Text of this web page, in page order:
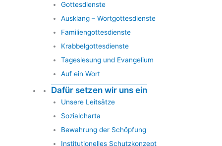
Gottesdienste
Ausklang – Wortgottesdienste
Familiengottesdienste
Krabbelgottesdienste
Tageslesung und Evangelium
Auf ein Wort
Dafür setzen wir uns ein
Unsere Leitsätze
Sozialcharta
Bewahrung der Schöpfung
Institutionelles Schutzkonzept